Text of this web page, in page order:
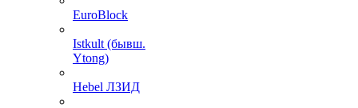
EuroBlock
Istkult (бывш.
Ytong)
Hebel ЛЗИД